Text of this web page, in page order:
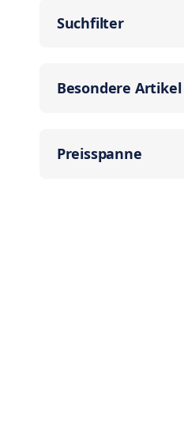
Suchfilter
Besondere Artikel
Preisspanne